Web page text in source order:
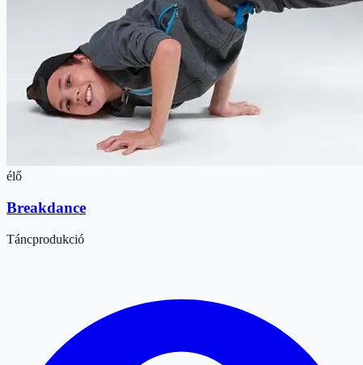
élő
Breakdance
Táncprodukció